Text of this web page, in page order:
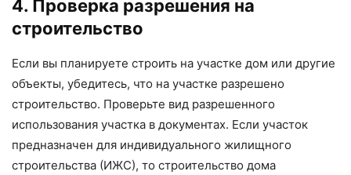
4. Проверка разрешения на
строительство
Если вы планируете строить на участке дом или другие
объекты, убедитесь, что на участке разрешено
строительство. Проверьте вид разрешенного
использования участка в документах. Если участок
предназначен для индивидуального жилищного
строительства (ИЖС), то строительство дома